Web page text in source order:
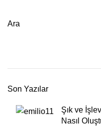
Ara
Son Yazılar
Şık ve
Nasıl